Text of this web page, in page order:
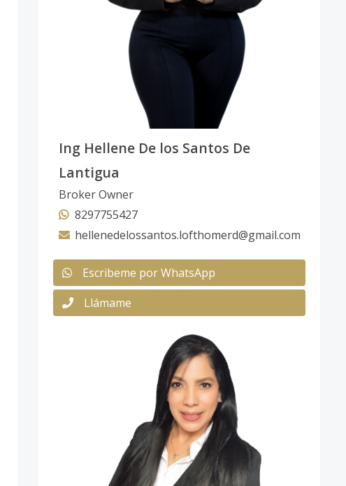
Ing Hellene De los Santos De
Lantigua
Broker Owner
8297755427
hellenedelossantos.lofthomerd@gmail.com
Escribeme por WhatsApp
Llámame